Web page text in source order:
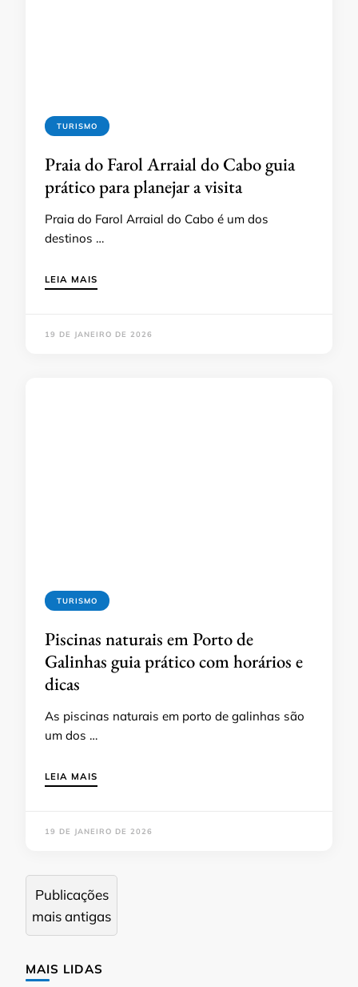
TURISMO
Praia do Farol Arraial do Cabo guia
prático para planejar a visita
Praia do Farol Arraial do Cabo é um dos
destinos …
LEIA MAIS
19 DE JANEIRO DE 2026
TURISMO
Piscinas naturais em Porto de
Galinhas guia prático com horários e
dicas
As piscinas naturais em porto de galinhas são
um dos …
LEIA MAIS
19 DE JANEIRO DE 2026
Navegação
por
posts
Publicações
mais antigas
MAIS LIDAS